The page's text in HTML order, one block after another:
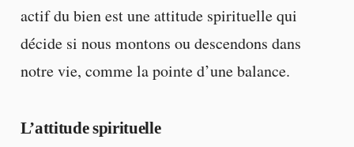
actif du bien est une attitude spirituelle qui
décide si nous montons ou descendons dans
notre vie, comme la pointe d’une balance.
L’attitude spirituelle